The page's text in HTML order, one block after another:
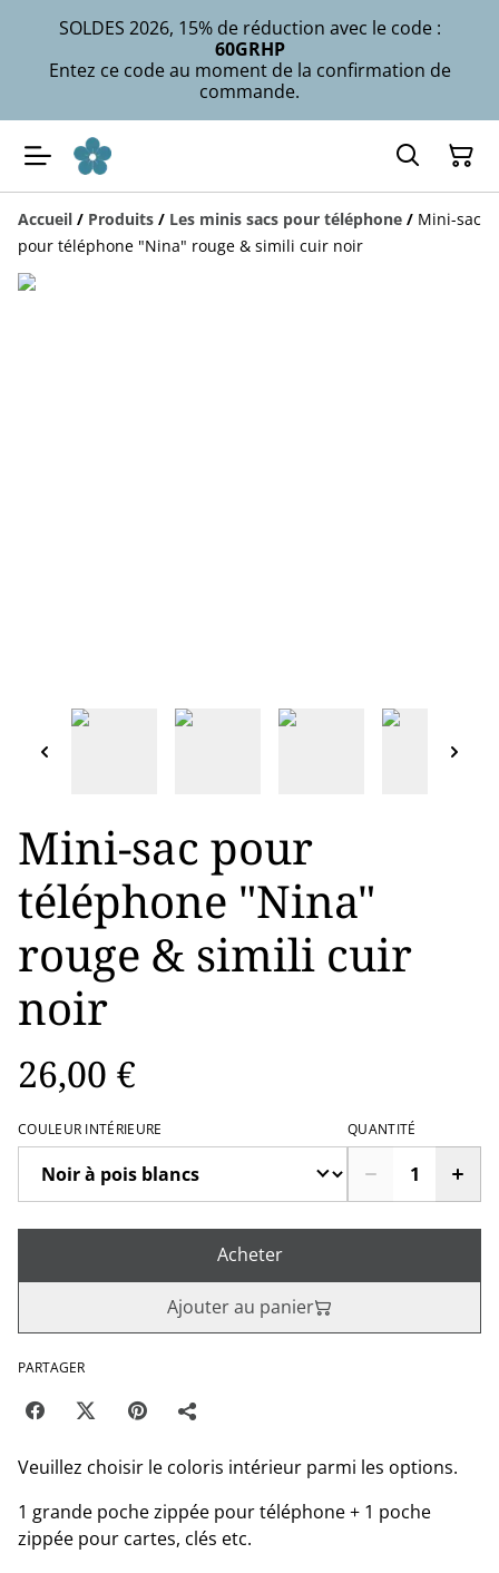
SOLDES 2026, 15% de réduction avec le code :
60GRHP
Entez ce code au moment de la confirmation de
commande.
Accueil / Produits / Les minis sacs pour téléphone / Mini-sac
pour téléphone "Nina" rouge & simili cuir noir
Mini-sac pour
téléphone "Nina"
rouge & simili cuir
noir
26,00 €
COULEUR INTÉRIEURE QUANTITÉ
Acheter
Ajouter au panier
PARTAGER
Veuillez choisir le coloris intérieur parmi les options.
1 grande poche zippée pour téléphone + 1 poche
zippée pour cartes, clés etc.